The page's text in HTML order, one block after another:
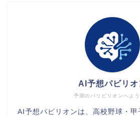
予測のパリビリオンへよ
AI予想パビリオ
AI予想パビリオンは、高校野球・甲